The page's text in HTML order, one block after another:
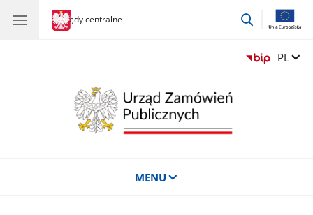
gov.pl
Urzędy centralne
gov.pl
Urzędy
przejdź
Zmień
PL
MENU